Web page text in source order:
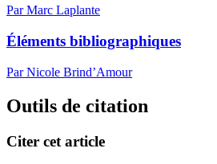
Par Marc Laplante
Éléments bibliographiques
Par Nicole Brind’Amour
Outils de citation
Citer cet article